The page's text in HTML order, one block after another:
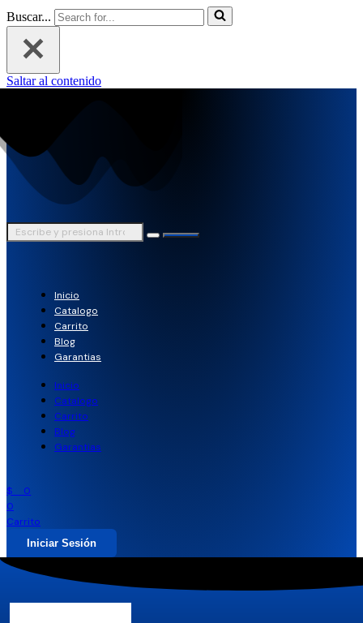
Buscar...
Saltar al contenido
Inicio
Catalogo
Carrito
Blog
Garantias
Inicio
Catalogo
Carrito
Blog
Garantias
$ 0
0
Carrito
Iniciar Sesión